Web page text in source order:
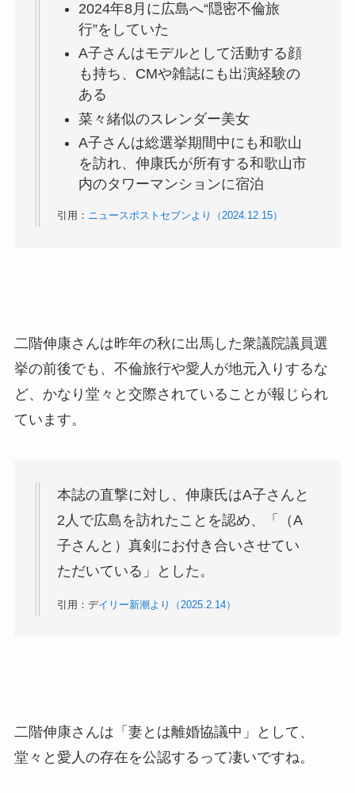
2024年8月に広島へ“隠密不倫旅
行”をしていた
A子さんはモデルとして活動する顔
も持ち、CMや雑誌にも出演経験の
ある
菜々緒似のスレンダー美女
A子さんは総選挙期間中にも和歌山
を訪れ、伸康氏が所有する和歌山市
内のタワーマンションに宿泊
引用： ニュースポストセブンより（2024.12.15）
二階伸康さんは昨年の秋に出馬した衆議院議員選
挙の前後でも、不倫旅行や愛人が地元入りするな
ど、かなり堂々と交際されていることが報じられ
ています。
本誌の直撃に対し、伸康氏はA子さんと
2人で広島を訪れたことを認め、「（A
子さんと）真剣にお付き合いさせてい
ただいている」とした。
引用：デイリー新潮より（2025.2.14）
二階伸康さんは「妻とは離婚協議中」として、
堂々と愛人の存在を公認するって凄いですね。